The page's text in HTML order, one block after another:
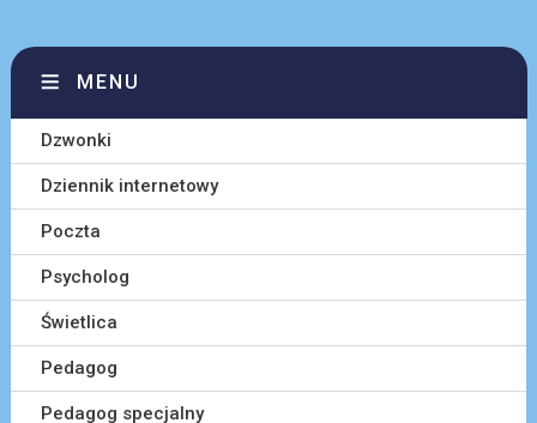
MENU
Dzwonki
Dziennik internetowy
Poczta
Psycholog
Świetlica
Pedagog
Pedagog specjalny